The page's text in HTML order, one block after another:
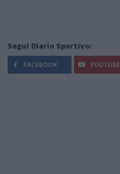
Segui Diario Sportivo:
FACEBOOK YOUTUBE